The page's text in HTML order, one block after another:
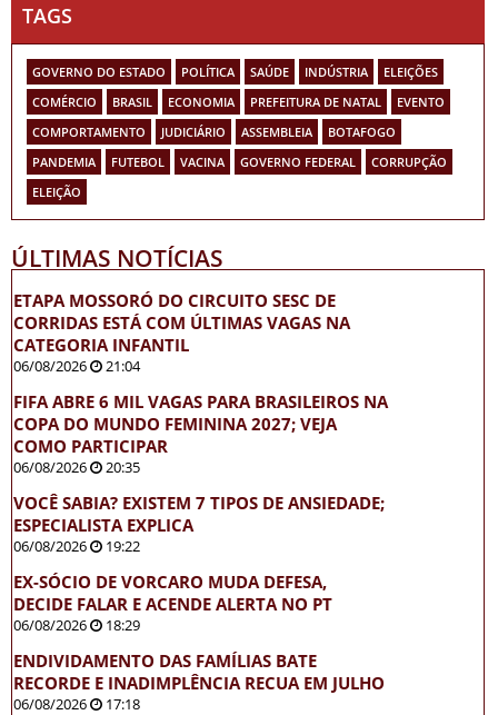
TAGS
GOVERNO DO ESTADO POLÍTICA SAÚDE INDÚSTRIA
ELEIÇÕES
COMÉRCIO
BRASIL ECONOMIA PREFEITURA DE NATAL
EVENTO
COMPORTAMENTO
JUDICIÁRIO ASSEMBLEIA
BOTAFOGO
PANDEMIA
FUTEBOL VACINA GOVERNO FEDERAL
CORRUPÇÃO
ELEIÇÃO
ÚLTIMAS NOTÍCIAS
ETAPA MOSSORÓ DO CIRCUITO SESC DE
CORRIDAS ESTÁ COM ÚLTIMAS VAGAS NA
CATEGORIA INFANTIL
06/08/2026 21:04
FIFA ABRE 6 MIL VAGAS PARA BRASILEIROS NA
COPA DO MUNDO FEMININA 2027; VEJA
COMO PARTICIPAR
06/08/2026 20:35
VOCÊ SABIA? EXISTEM 7 TIPOS DE ANSIEDADE;
ESPECIALISTA EXPLICA
06/08/2026 19:22
EX-SÓCIO DE VORCARO MUDA DEFESA,
DECIDE FALAR E ACENDE ALERTA NO PT
06/08/2026 18:29
ENDIVIDAMENTO DAS FAMÍLIAS BATE
RECORDE E INADIMPLÊNCIA RECUA EM JULHO
06/08/2026 17:18